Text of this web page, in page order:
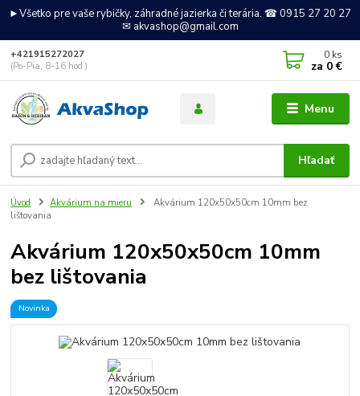
►Všetko pre vaše rybičky, záhradné jazierka či terária. ☎ 0915 27 20 27
✉ akvashop@gmail.com
Menu
Hľadať
+421915272027
(Po-Pia, 8-16 hod.)
0 ks
za 0 €
Úvod Akvárium na mieru
Akvárium 120x50x50cm 10mm bez
lištovania
Akvárium 120x50x50cm 10mm
bez lištovania
Novinka